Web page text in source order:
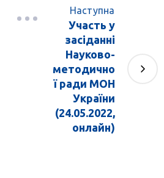
Наступна
Участь у
засіданні
Науково-
методично
ї ради МОН
України
(24.05.2022,
онлайн)